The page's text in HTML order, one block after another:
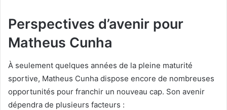
Perspectives d’avenir pour
Matheus Cunha
À seulement quelques années de la pleine maturité
sportive, Matheus Cunha dispose encore de nombreuses
opportunités pour franchir un nouveau cap. Son avenir
dépendra de plusieurs facteurs :